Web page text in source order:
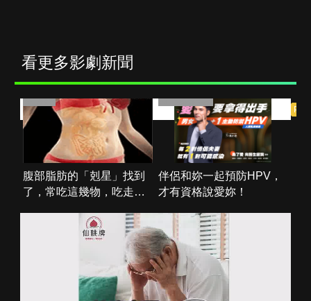
看更多影劇新聞
腹部脂肪的「剋星」找到
了，常吃這幾物，吃走大
伴侶和妳一起預防HPV，
才有資格說愛妳！
PR